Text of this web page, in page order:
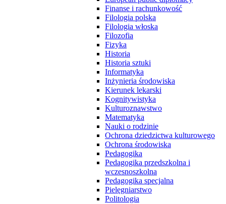
Finanse i rachunkowość
Filologia polska
Filologia włoska
Filozofia
Fizyka
Historia
Historia sztuki
Informatyka
Inżynieria środowiska
Kierunek lekarski
Kognitywistyka
Kulturoznawstwo
Matematyka
Nauki o rodzinie
Ochrona dziedzictwa kulturowego
Ochrona środowiska
Pedagogika
Pedagogika przedszkolna i
wczesnoszkolna
Pedagogika specjalna
Pielęgniarstwo
Politologia